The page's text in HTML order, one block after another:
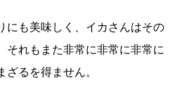
にも美味しく、イカさんはその
それもまた非常に非常に非常に
ざるを得ません。